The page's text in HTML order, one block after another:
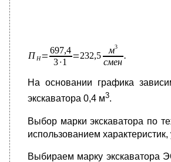
На основании графика
экскаватора 0,4 м3.
Выбор марки экскаватора по
использованием
Выбираем марку экскаватора